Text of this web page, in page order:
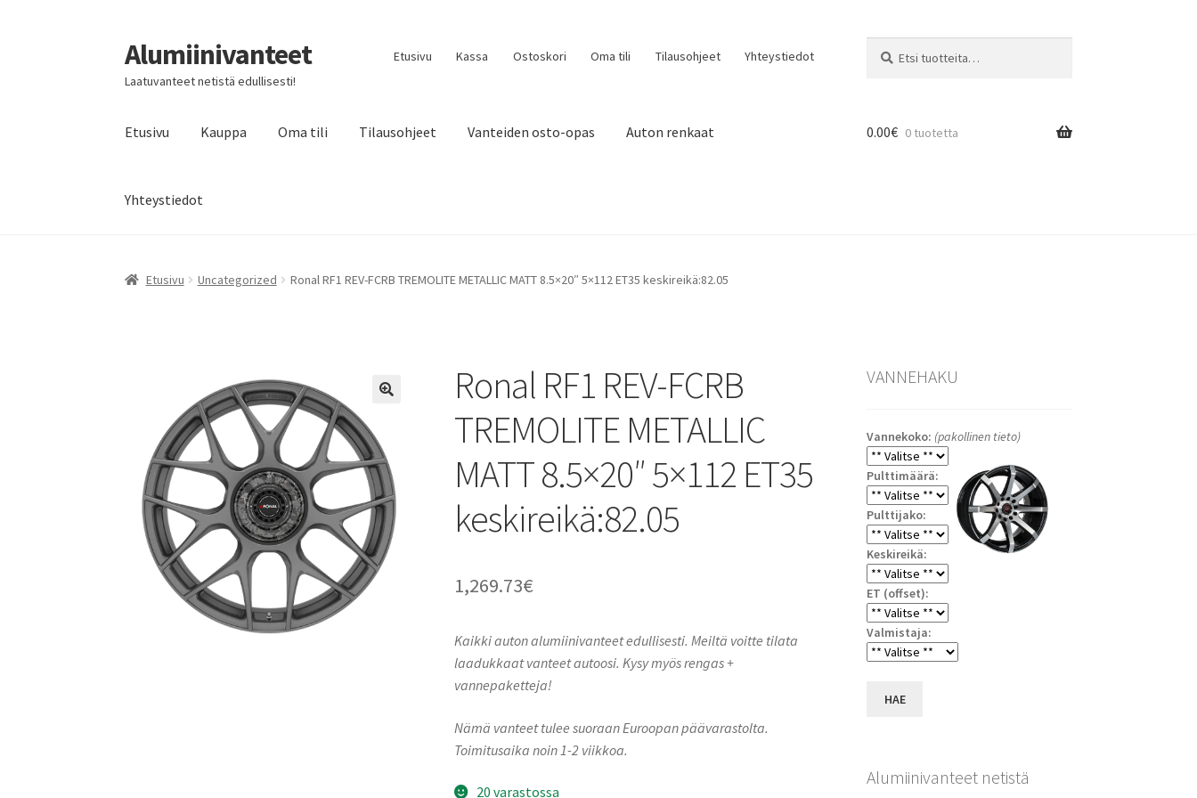
Siirry
navigointiin
Siirry
sisältöön
Alumiinivanteet
Laatuvanteet netistä edullisesti!
Etusivu Kassa Ostoskori Oma tili Tilausohjeet Yhteystiedot
Etusivu Kauppa Oma tili Tilausohjeet Vanteiden osto-opas Auton renkaat
Yhteystiedot
0.00€ 0 tuotetta
Etusivu Uncategorized Ronal RF1 REV-FCRB TREMOLITE METALLIC MATT 8.5×20″ 5×112 ET35 keskireikä:82.05
Ronal RF1 REV-FCRB
TREMOLITE METALLIC
MATT 8.5×20″ 5×112 ET35
keskireikä:82.05
1,269.73€
Kaikki auton alumiinivanteet edullisesti. Meiltä voitte tilata
laadukkaat vanteet autoosi. Kysy myös rengas +
vannepaketteja!
Nämä vanteet tulee suoraan Euroopan päävarastolta.
Toimitusaika noin 1-2 viikkoa.
20 varastossa
VANNEHAKU
Vannekoko: (pakollinen tieto)
Pulttimäärä:
Pulttijako:
Keskireikä:
ET (offset):
Valmistaja:
HAE
Alumiinivanteet netistä